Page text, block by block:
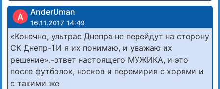
A AnderUman
16.11.2017 14:49
«Конечно, ультрас Днепра не перейдут на сторону
СК Днепр-1.И я их понимаю, и уважаю их
решение».-ответ настоящего МУЖИКА, и это
после футболок, носков и перемирия с хорями и
с такими же